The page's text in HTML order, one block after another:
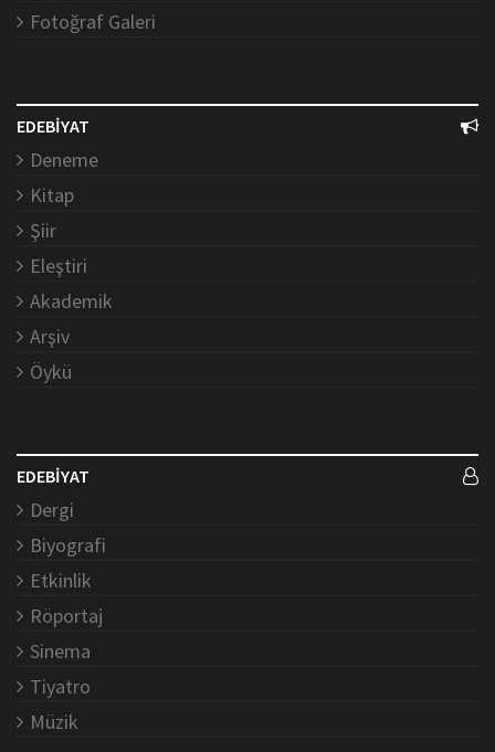
Fotoğraf Galeri
EDEBİYAT
Deneme
Kitap
Şiir
Eleştiri
Akademik
Arşiv
Öykü
EDEBİYAT
Dergi
Biyografi
Etkinlik
Röportaj
Sinema
Tiyatro
Müzik